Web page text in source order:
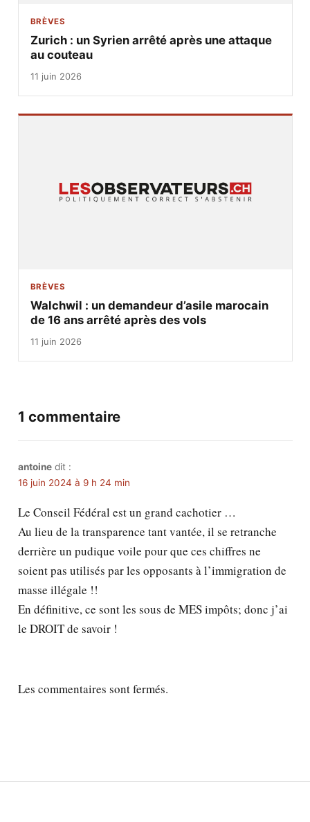
BRÈVES
Zurich : un Syrien arrêté après une attaque
au couteau
11 juin 2026
BRÈVES
Walchwil : un demandeur d’asile marocain
de 16 ans arrêté après des vols
11 juin 2026
1 commentaire
antoine dit :
16 juin 2024 à 9 h 24 min
Le Conseil Fédéral est un grand cachotier …
Au lieu de la transparence tant vantée, il se retranche
derrière un pudique voile pour que ces chiffres ne
soient pas utilisés par les opposants à l’immigration de
masse illégale !!
En définitive, ce sont les sous de MES impôts; donc j’ai
le DROIT de savoir !
Les commentaires sont fermés.